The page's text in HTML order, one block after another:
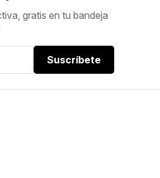
gratis en tu bandeja
Suscríbete